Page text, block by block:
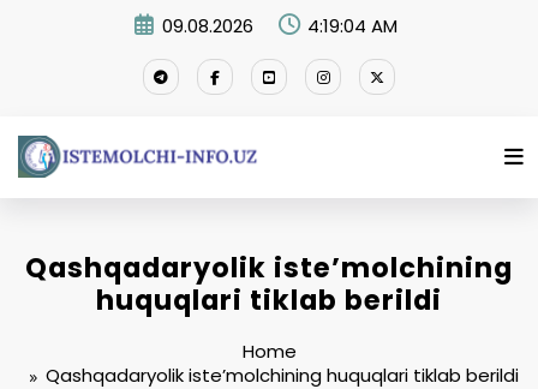
09.08.2026 4:19:04 AM
Qashqadaryolik iste’molchining
huquqlari tiklab berildi
Home
Qashqadaryolik iste’molchining huquqlari tiklab berildi